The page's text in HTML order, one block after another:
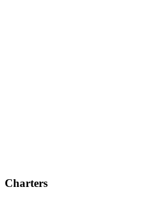
Charters